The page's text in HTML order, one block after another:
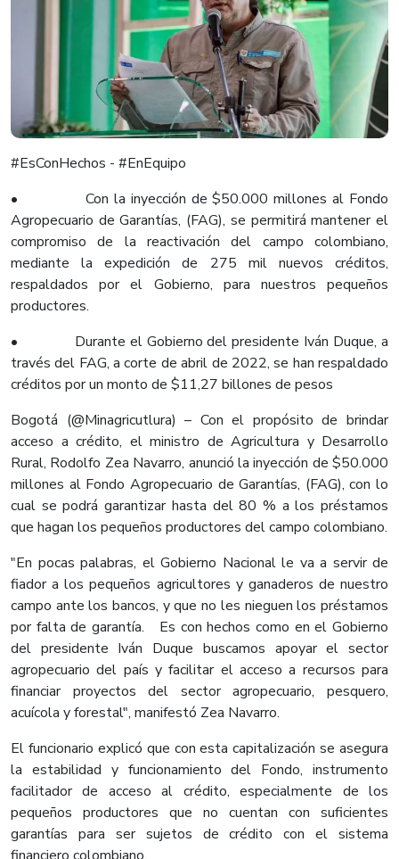
#EsConHechos - #EnEquipo
• Con la inyección de $50.000 millones al Fondo
Agropecuario de Garantías, (FAG), se permitirá mantener el
compromiso de la reactivación del campo colombiano,
mediante la expedición de 275 mil nuevos créditos,
respaldados por el Gobierno, para nuestros pequeños
productores.
• Durante el Gobierno del presidente Iván Duque, a
través del FAG, a corte de abril de 2022, se han respaldado
créditos por un monto de $11,27 billones de pesos
Bogotá (@Minagricutlura) – Con el propósito de brindar
acceso a crédito, el ministro de Agricultura y Desarrollo
Rural, Rodolfo Zea Navarro, anunció la inyección de $50.000
millones al Fondo Agropecuario de Garantías, (FAG), con lo
cual se podrá garantizar hasta del 80 % a los préstamos
que hagan los pequeños productores del campo colombiano.
"En pocas palabras, el Gobierno Nacional le va a servir de
fiador a los pequeños agricultores y ganaderos de nuestro
campo ante los bancos, y que no les nieguen los préstamos
por falta de garantía. Es con hechos como en el Gobierno
del presidente Iván Duque buscamos apoyar el sector
agropecuario del país y facilitar el acceso a recursos para
financiar proyectos del sector agropecuario, pesquero,
acuícola y forestal", manifestó Zea Navarro.
El funcionario explicó que con esta capitalización se asegura
la estabilidad y funcionamiento del Fondo, instrumento
facilitador de acceso al crédito, especialmente de los
pequeños productores que no cuentan con suficientes
garantías para ser sujetos de crédito con el sistema